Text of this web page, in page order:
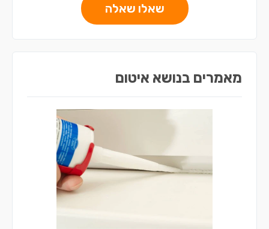
שאלו שאלה
מאמרים בנושא איטום